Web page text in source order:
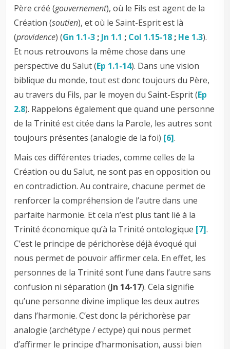
Père créé (gouvernement), où le Fils est agent de la
Création (soutien), et où le Saint-Esprit est là
(providence) (Gn 1.1-3 ; Jn 1.1 ; Col 1.15-18 ; He 1.3).
Et nous retrouvons la même chose dans une
perspective du Salut (Ep 1.1-14). Dans une vision
biblique du monde, tout est donc toujours du Père,
au travers du Fils, par le moyen du Saint-Esprit (Ep
2.8). Rappelons également que quand une personne
de la Trinité est citée dans la Parole, les autres sont
toujours présentes (analogie de la foi) [6].
Mais ces différentes triades, comme celles de la
Création ou du Salut, ne sont pas en opposition ou
en contradiction. Au contraire, chacune permet de
renforcer la compréhension de l’autre dans une
parfaite harmonie. Et cela n’est plus tant lié à la
Trinité économique qu’à la Trinité ontologique [7].
C’est le principe de périchorèse déjà évoqué qui
nous permet de pouvoir affirmer cela. En effet, les
personnes de la Trinité sont l’une dans l’autre sans
confusion ni séparation (Jn 14-17). Cela signifie
qu’une personne divine implique les deux autres
dans l’harmonie. C’est donc la périchorèse par
analogie (archétype / ectype) qui nous permet
d’affirmer le principe d’harmonisation, aussi bien